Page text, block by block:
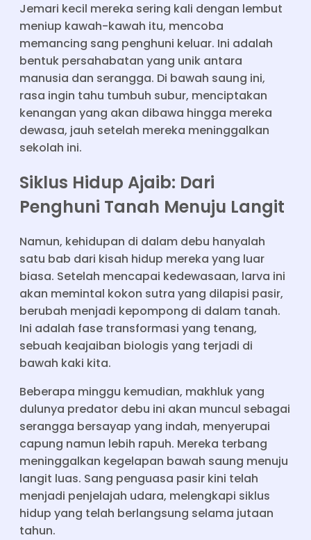
Jemari kecil mereka sering kali dengan lembut
meniup kawah-kawah itu, mencoba
memancing sang penghuni keluar. Ini adalah
bentuk persahabatan yang unik antara
manusia dan serangga. Di bawah saung ini,
rasa ingin tahu tumbuh subur, menciptakan
kenangan yang akan dibawa hingga mereka
dewasa, jauh setelah mereka meninggalkan
sekolah ini.
Siklus Hidup Ajaib: Dari
Penghuni Tanah Menuju Langit
Namun, kehidupan di dalam debu hanyalah
satu bab dari kisah hidup mereka yang luar
biasa. Setelah mencapai kedewasaan, larva ini
akan memintal kokon sutra yang dilapisi pasir,
berubah menjadi kepompong di dalam tanah.
Ini adalah fase transformasi yang tenang,
sebuah keajaiban biologis yang terjadi di
bawah kaki kita.
Beberapa minggu kemudian, makhluk yang
dulunya predator debu ini akan muncul sebagai
serangga bersayap yang indah, menyerupai
capung namun lebih rapuh. Mereka terbang
meninggalkan kegelapan bawah saung menuju
langit luas. Sang penguasa pasir kini telah
menjadi penjelajah udara, melengkapi siklus
hidup yang telah berlangsung selama jutaan
tahun.